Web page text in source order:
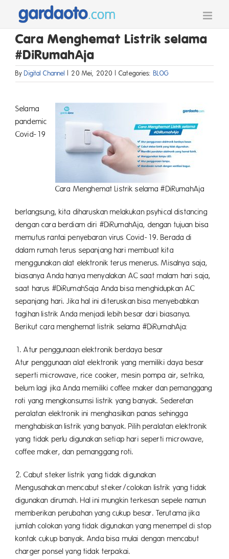
content
Cara Menghemat Listrik selama
#DiRumahAja
By Digital Channel | 20 Mei, 2020 | Categories: BLOG
Cara Menghemat Listrik selama #DiRumahAja
Selama
pandemic
Covid-19
berlangsung, kita diharuskan melakukan psyhical distancing
dengan cara berdiam diri #DiRumahAja, dengan tujuan bisa
memutus rantai penyebaran virus Covid-19. Berada di
dalam rumah terus sepanjang hari membuat kita
menggunakan alat elektronik terus menerus. Misalnya saja,
biasanya Anda hanya menyalakan AC saat malam hari saja,
saat harus #DiRumahSaja Anda bisa menghidupkan AC
sepanjang hari. Jika hal ini diteruskan bisa menyebabkan
tagihan listrik Anda menjadi lebih besar dari biasanya.
Berikut cara menghemat listrik selama #DiRumahAja:
1. Atur penggunaan elektronik berdaya besar
Atur penggunaan alat elektronik yang memiliki daya besar
seperti microwave, rice cooker, mesin pompa air, setrika,
belum lagi jika Anda memiliki coffee maker dan pemanggang
roti yang mengkonsumsi listrik yang banyak. Sederetan
peralatan elektronik ini menghasilkan panas sehingga
menghabiskan listrik yang banyak. Pilih peralatan elektronik
yang tidak perlu digunakan setiap hari seperti microwave,
coffee maker, dan pemanggang roti.
2. Cabut steker listrik yang tidak digunakan
Mengusahakan mencabut steker/colokan listrik yang tidak
digunakan dirumah. Hal ini mungkin terkesan sepele namun
memberikan perubahan yang cukup besar. Terutama jika
jumlah colokan yang tidak digunakan yang menempel di stop
kontak cukup banyak. Anda bisa mulai dengan mencabut
charger ponsel yang tidak terpakai.